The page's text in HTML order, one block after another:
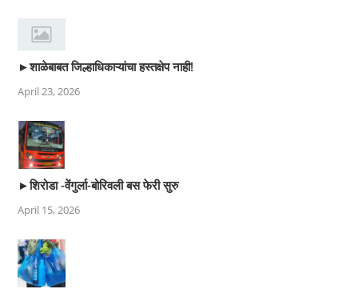
►शाळेबाबत जिल्हाधिकाऱ्यांचा हस्तक्षेप नाही!
April 23, 2026
►शिरोडा -वेंगुर्ला-बोरिवली बस फेरी सुरु
April 15, 2026